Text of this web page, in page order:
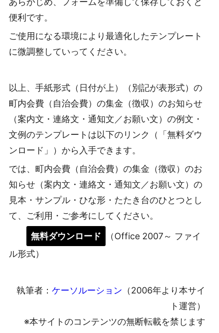
便利です。
ご使用になる環境により最適化したテンプレート
に微調整していってください。
以上、手紙形式（日付が上）（別記が表形式）の
町内会費（自治会費）の集金（徴収）のお知らせ
（案内文・連絡文・通知文／お願い文）の例文・
文例のテンプレートは以下のリンク（「無料ダウ
ンロード」）から入手できます。
では、町内会費（自治会費）の集金（徴収）のお
知らせ（案内文・連絡文・通知文／お願い文）の
見本・サンプル・ひな形・たたき台のひとつとし
て、ご利用・ご参考にしてください。
無料ダウンロード
（Office 2007～ ファイ
ル形式）
執筆者： ケーソルーション （2006年より本サイ
ト運営）
※本サイトのコンテンツの無断転載を禁じます